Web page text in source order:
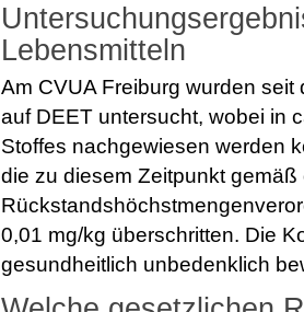
Lebensmitteln
Am CVUA Freiburg wurden
auf DEET untersucht, wobei in
Stoffes nachgewiesen werden
die zu diesem Zeitpunkt gemäß
0,01 mg/kg überschritten. Die
gesundheitlich unbedenklich